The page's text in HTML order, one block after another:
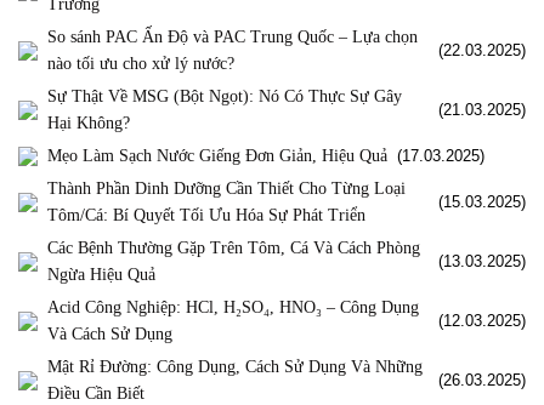
Trường
So sánh PAC Ấn Độ và PAC Trung Quốc – Lựa chọn
nào tối ưu cho xử lý nước?
(22.03.2025)
Sự Thật Về MSG (Bột Ngọt): Nó Có Thực Sự Gây
Hại Không?
(21.03.2025)
Mẹo Làm Sạch Nước Giếng Đơn Giản, Hiệu Quả (17.03.2025)
Thành Phần Dinh Dưỡng Cần Thiết Cho Từng Loại
Tôm/Cá: Bí Quyết Tối Ưu Hóa Sự Phát Triển
(15.03.2025)
Các Bệnh Thường Gặp Trên Tôm, Cá Và Cách Phòng
Ngừa Hiệu Quả
(13.03.2025)
Acid Công Nghiệp: HCl, H₂SO₄, HNO₃ – Công Dụng
Và Cách Sử Dụng
(12.03.2025)
Mật Rỉ Đường: Công Dụng, Cách Sử Dụng Và Những
Điều Cần Biết
(26.03.2025)